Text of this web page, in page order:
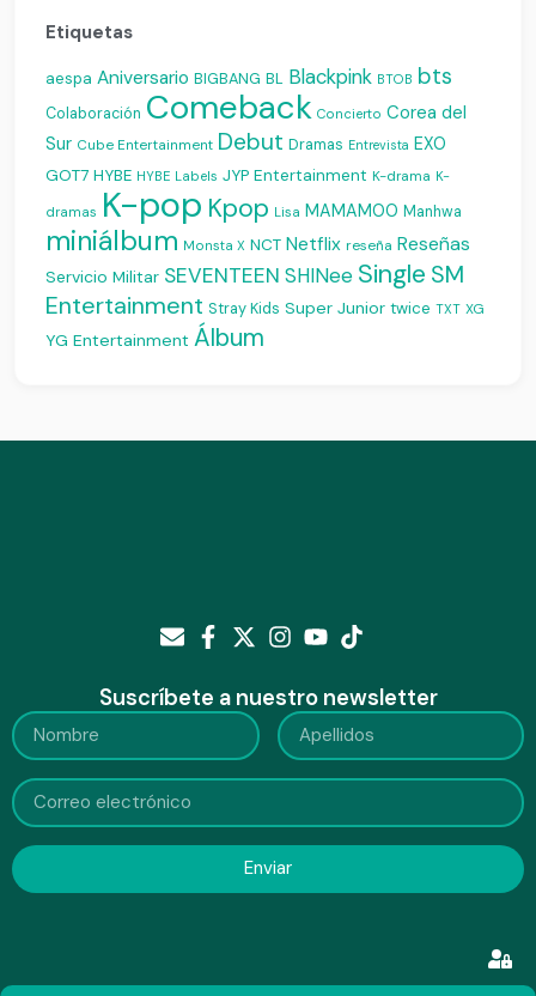
Etiquetas
aespa Aniversario BIGBANG BL Blackpink BTOB bts
Colaboración Comeback Concierto Corea del
Sur Cube Entertainment Debut Dramas Entrevista EXO
GOT7 HYBE HYBE Labels JYP Entertainment K-drama K-
dramas K-pop Kpop Lisa MAMAMOO Manhwa
miniálbum Monsta X NCT Netflix reseña Reseñas
Servicio Militar SEVENTEEN SHINee Single SM
Entertainment Stray Kids Super Junior twice TXT XG
YG Entertainment Álbum
Suscríbete a nuestro newsletter
Enviar